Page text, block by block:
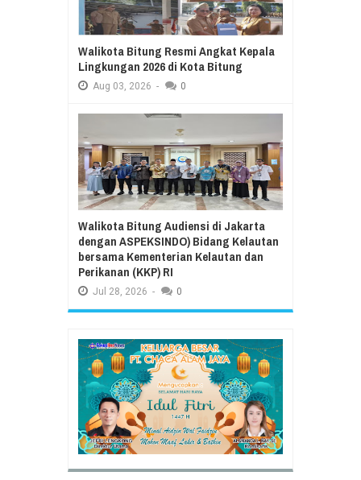
Walikota Bitung Resmi Angkat Kepala
Lingkungan 2026 di Kota Bitung
Aug 03, 2026 - 0
Walikota Bitung Audiensi di Jakarta
dengan ASPEKSINDO) Bidang Kelautan
bersama Kementerian Kelautan dan
Perikanan (KKP) RI
Jul 28, 2026 - 0